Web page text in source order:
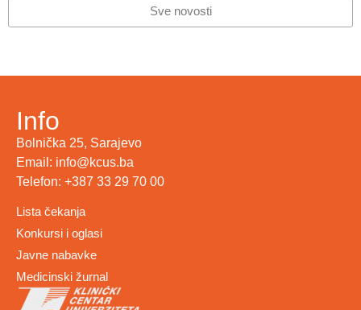
Sve novosti
Info
Bolnička 25, Sarajevo
Email: info@kcus.ba
Telefon: +387 33 29 70 00
Lista čekanja
Konkursi i oglasi
Javne nabavke
Medicinski žurnal